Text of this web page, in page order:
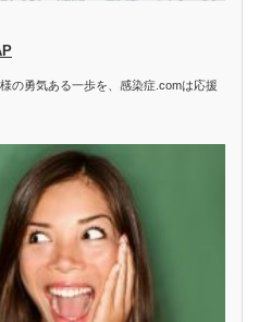
の勇気ある一歩を、感染症.comは応援